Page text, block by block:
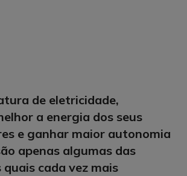
de eletricidade,
a energia dos seus
e ganhar maior autonomia
apenas algumas das
quais cada vez mais